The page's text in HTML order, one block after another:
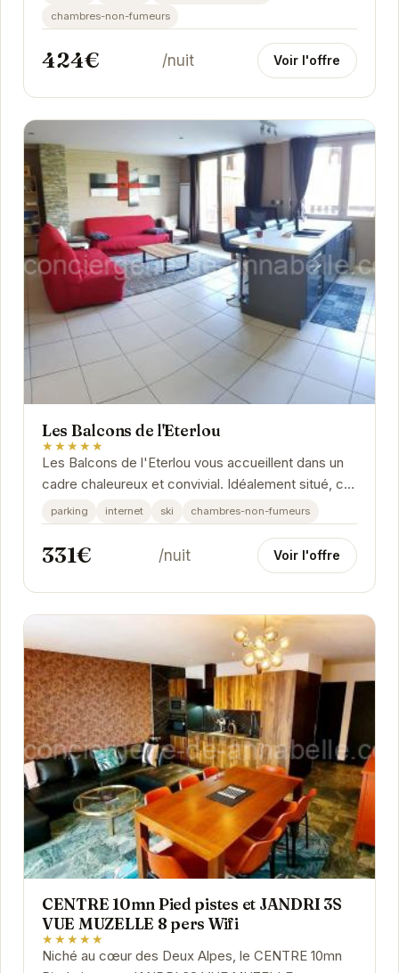
chambres-non-fumeurs
424€ /nuit Voir l'offre
Les Balcons de l'Eterlou
★★★★★
Les Balcons de l'Eterlou vous accueillent dans un
cadre chaleureux et convivial. Idéalement situé, cet
établissement vous permet de profiter...
parking internet ski chambres-non-fumeurs
331€ /nuit Voir l'offre
CENTRE 10mn Pied pistes et JANDRI 3S
VUE MUZELLE 8 pers Wifi
★★★★★
Niché au cœur des Deux Alpes, le CENTRE 10mn